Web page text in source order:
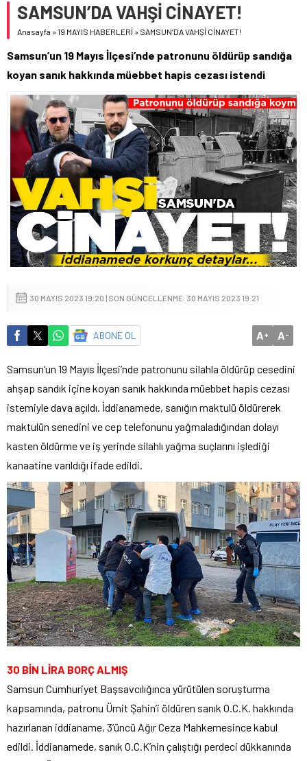
SAMSUN’DA VAHŞİ CİNAYET!
Anasayfa »19 MAYIS HABERLERİ » SAMSUN’DA VAHŞİ CİNAYET!
Samsun’un 19 Mayıs İlçesi’nde patronunu öldürüp sandığa
koyan sanık hakkında müebbet hapis cezası istendi
30 MAYIS 2023 19:20 | SON GÜNCELLENME: 30 MAYIS 2023 19:21
ABONE OL A+ A-
Samsun’un 19 Mayıs İlçesi’nde patronunu silahla öldürüp cesedini
ahşap sandık içine koyan sanık hakkında müebbet hapis cezası
istemiyle dava açıldı. İddianamede, sanığın maktulü öldürerek
maktulün senedini ve cep telefonunu yağmaladığından dolayı
kasten öldürme ve iş yerinde silahlı yağma suçlarını işlediği
kanaatine varıldığı ifade edildi.
30 BİN LİRA BORÇ ALMIŞ
Samsun Cumhuriyet Başsavcılığınca yürütülen soruşturma
kapsamında, patronu Ümit Şahin’i öldüren sanık O.C.K. hakkında
hazırlanan iddianame, 3’üncü Ağır Ceza Mahkemesince kabul
edildi. İddianamede, sanık O.C.K’nin çalıştığı perdeci dükkanında